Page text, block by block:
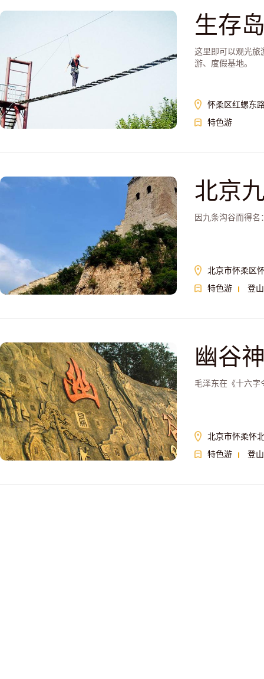
生存
这里即可以观光旅
游、度假基地。
怀柔区红螺东
特色游
北京
因九条沟谷而得
北京市怀柔区
特色游
登山
幽谷
毛泽东在《十六字
北京市怀柔怀
特色游
登山